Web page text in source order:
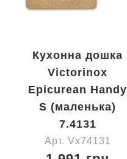
Кухонна дошка
Victorinox
Epicurean Handy
S (маленька)
7.4131
Арт. Vx74131